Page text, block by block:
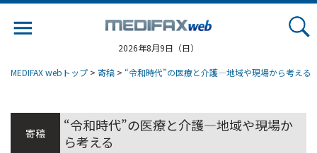
2026年8月9日（日）
MEDIFAX webトップ > 寄稿 > “令和時代”の医療と介護―地域や現場から考える
寄稿
“令和時代”の医療と介護―地域や現場か
ら考える